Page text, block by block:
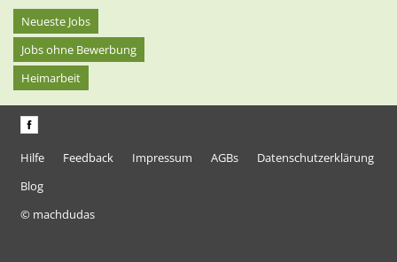
Neueste Jobs
Jobs ohne Bewerbung
Heimarbeit
Hilfe Feedback Impressum AGBs
Datenschutzerklärung
Blog
© machdudas